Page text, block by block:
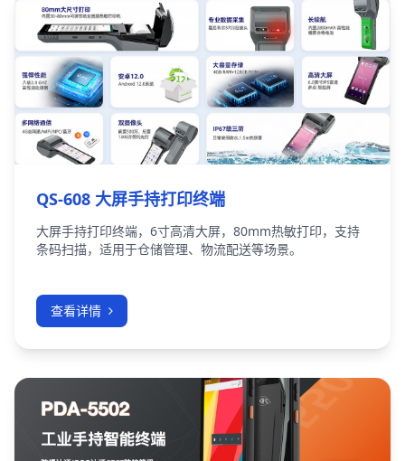
QS-608 大屏手持打印终端
大屏手持打印终端，6寸高清大屏，80mm热敏打印，支持
条码扫描，适用于仓储管理、物流配送等场景。
查看详情